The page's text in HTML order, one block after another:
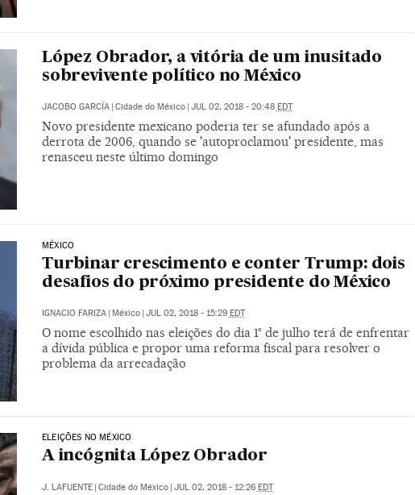
López Obrador, a vitória de um inusitado
sobrevivente político no México
JACOBO GARCÍA Cidade do México JUL 02, 2018 - 20:48 EDT
Novo presidente mexicano poderia ter se afundado após a
derrota de 2006, quando se 'autoproclamou' presidente, mas
renasceu neste último domingo
MÉXICO
Turbinar crescimento e conter Trump: dois
desafios do próximo presidente do México
IGNACIO FARIZA | México | JUL 02, 2018 - 15:29 EDT
O nome escolhido nas eleições do dia 1° de julho terá de enfrentar
a dívida pública e propor uma reforma fiscal para resolver o
problema da arrecadação
ELEIÇÕES NO MÉXICO
A incógnita López Obrador
J. LAFUENTE | Cidade do México | JUL 02, 2018 - 12:26 EDT